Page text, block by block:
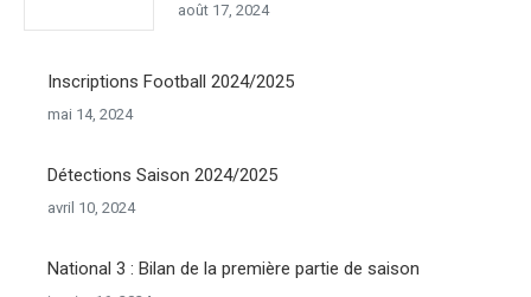
août 17, 2024
Inscriptions Football 2024/2025
mai 14, 2024
Détections Saison 2024/2025
avril 10, 2024
National 3 : Bilan de la première partie de saison